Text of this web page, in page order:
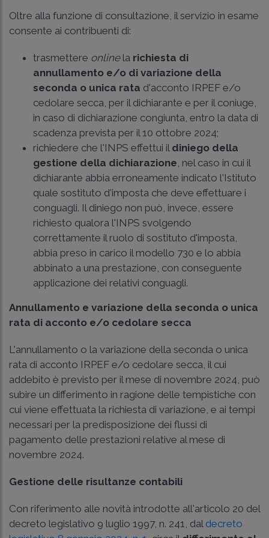
Oltre alla funzione di consultazione, il servizio in esame
consente ai contribuenti di:
trasmettere online la richiesta di
annullamento e/o di variazione della
seconda o unica rata d'acconto IRPEF e/o
cedolare secca, per il dichiarante e per il coniuge,
in caso di dichiarazione congiunta, entro la data di
scadenza prevista per il 10 ottobre 2024;
richiedere che l'INPS effettui il diniego della
gestione della dichiarazione , nel caso in cui il
dichiarante abbia erroneamente indicato l'Istituto
quale sostituto d'imposta che deve effettuare i
conguagli. Il diniego non può, invece, essere
richiesto qualora l'INPS svolgendo
correttamente il ruolo di sostituto d'imposta,
abbia preso in carico il modello 730 e lo abbia
abbinato a una prestazione, con conseguente
applicazione dei relativi conguagli.
Annullamento e variazione della seconda o unica
rata di acconto e/o cedolare secca
L'annullamento o la variazione della seconda o unica
rata di acconto IRPEF e/o cedolare secca, il cui
addebito è previsto per il mese di novembre 2024, può
subire un differimento in ragione delle tempistiche con
cui viene effettuata la richiesta di variazione, e ai tempi
necessari per la predisposizione dei flussi di
pagamento delle prestazioni relative al mese di
novembre 2024.
Gestione delle risultanze contabili
Con riferimento alle novità introdotte all'articolo 20 del
decreto legislativo 9 luglio 1997, n. 241, dal decreto